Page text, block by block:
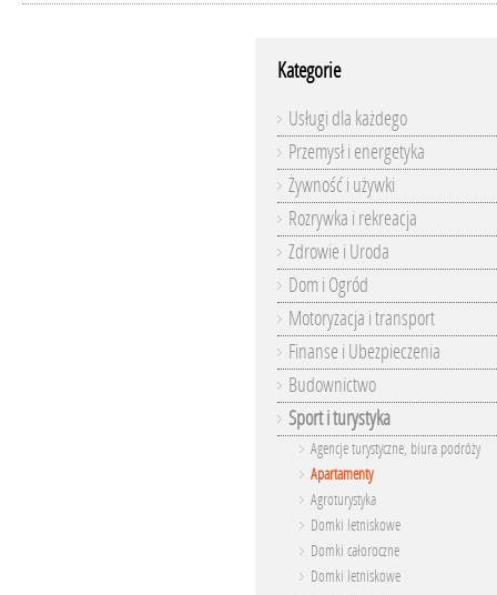
Kategorie
Usługi dla każdego
Przemysł i energetyka
Żywność i używki
Rozrywka i rekreacja
Zdrowie i Uroda
Dom i Ogród
Motoryzacja i transport
Finanse i Ubezpieczenia
Budownictwo
Sport i turystyka
Agencje turystyczne, biura podróży
Apartamenty
Agroturystyka
Domki letniskowe
Domki całoroczne
Domki letniskowe